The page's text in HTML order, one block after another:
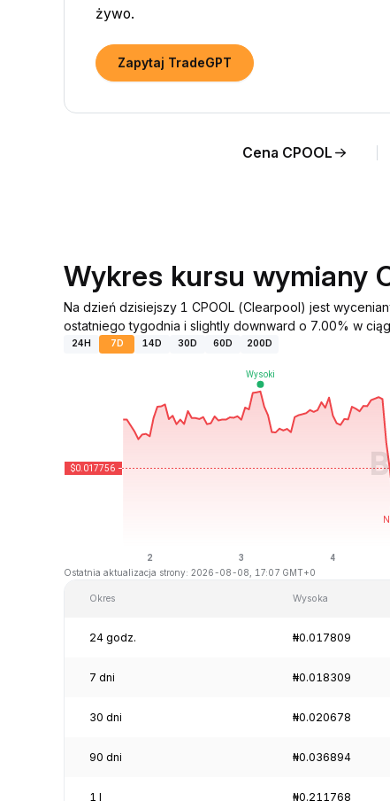
żywo.
Zapytaj TradeGPT
Cena CPOOL
Wykres kursu wymiany
Na dzień dzisiejszy 1 CPOOL (Clearpool) jest
ostatniego tygodnia i slightly downward o 7.00% w
24H 7D 14D 30D 60D 200D
Ostatnia aktualizacja strony: 2026-08-08, 17:07 GMT+0
Okres Wysoka
24 godz. ₦0.017809
7 dni ₦0.018309
30 dni ₦0.020678
90 dni ₦0.036894
1 l ₦0.211768